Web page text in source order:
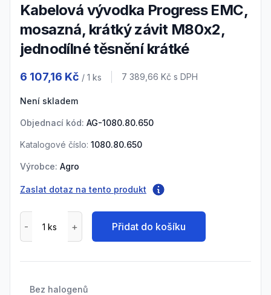
Kabelová vývodka Progress EMC,
mosazná, krátký závit M80x2,
jednodílné těsnění krátké
6 107,16 Kč / 1 ks Cena s DPH
7 389,66 Kč s DPH
Není skladem
Objednací kód: AG-1080.80.650
Katalogové číslo: 1080.80.650
Výrobce: Agro
Zaslat dotaz na tento produkt
Přidat do košíku
Bez halogenů